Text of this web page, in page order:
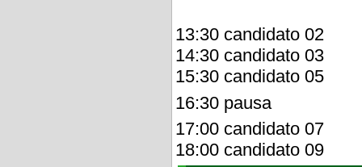
13:30 candidato 02
14:30 candidato 03
15:30 candidato 05
16:30 pausa
17:00 candidato 07
18:00 candidato 09